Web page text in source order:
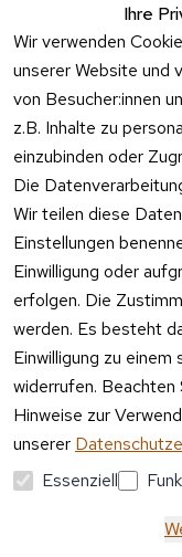
Ihre
Wir verwenden
unserer Website und
von Besucher:innen
z.B. Inhalte zu
einzubinden oder
Die
Wir teilen diese
Einstellungen
Einwilligung oder
erfolgen. Die
werden. Es besteht
Einwilligung zu
widerrufen. Beachten
Hinweise zur
unserer
Essenziell
nweis
Verpacku
ngshinwei
se
Altgeräte
-
Entsorgu
ng
Vertrag
widerrufen
09:00 –
17:00 Uhr
Telefon
e:
Mo – Fr
– 15:00